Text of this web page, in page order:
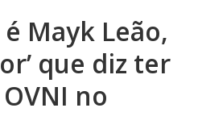
Mayk Leão,
que diz ter
no